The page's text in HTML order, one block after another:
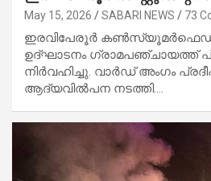
May 15, 2026 SABARI NEWS 73
ഇരവിപേരൂര്‍ കണ്‍സ്യൂമര്‍ഫെഡ്
ഉദ്ഘാടനം ഗ്രാമപഞ്ചായത്ത്
നിര്‍വഹിച്ചു. വാര്‍ഡ് അംഗം
ആദ്യവില്‍പന നടത്തി.…